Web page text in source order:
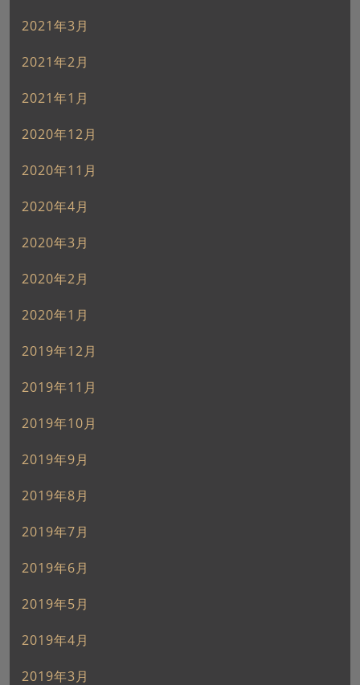
2021年3月
2021年2月
2021年1月
2020年12月
2020年11月
2020年4月
2020年3月
2020年2月
2020年1月
2019年12月
2019年11月
2019年10月
2019年9月
2019年8月
2019年7月
2019年6月
2019年5月
2019年4月
2019年3月